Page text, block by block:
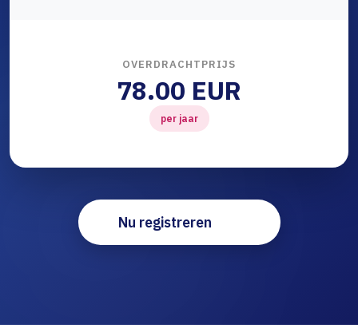
OVERDRACHTPRIJS
78.00 EUR
per jaar
Nu registreren